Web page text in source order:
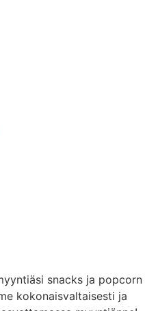
snacks ja popcorn
kokonaisvaltaisesti ja